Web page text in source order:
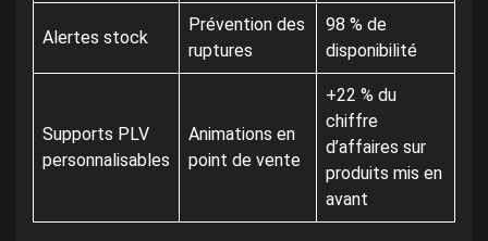
Alertes stock
Prévention des
ruptures
98 % de
disponibilité
Supports PLV
personnalisables
Animations en
point de vente
+22 % du
chiffre
d’affaires sur
produits mis en
avant